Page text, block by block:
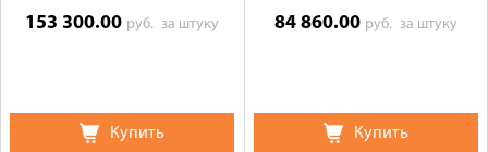
153 300.00 руб.за штуку
Купить
84 860.00 руб. за штуку
Купить